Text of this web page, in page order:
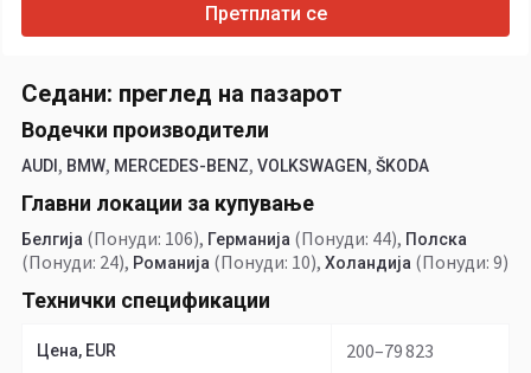
Претплати се
Седани: преглед на пазарот
Водечки производители
AUDI , BMW, MERCEDES-BENZ, VOLKSWAGEN, ŠKODA
Главни локации за купување
Белгија (Понуди: 106), Германија (Понуди: 44), Полска
(Понуди: 24), Романија (Понуди: 10), Холандија (Понуди: 9)
Технички спецификации
Цена, EUR 200–79 823